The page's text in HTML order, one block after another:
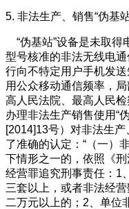
5. 非法生产、销售“伪基
“伪基站”设备是未取得
型号核准的非法无线电
行向不特定用户手机发
用公众移动通信频率，
高人民法院、最高人民
办理非法生产销售使用“
[2014]13号）对非法生产
了准确的认定：“（一）
下情形之一的，依照《
经营罪追究刑事责任：1
三套以上，或者非法经
二万元以上的；2、单位